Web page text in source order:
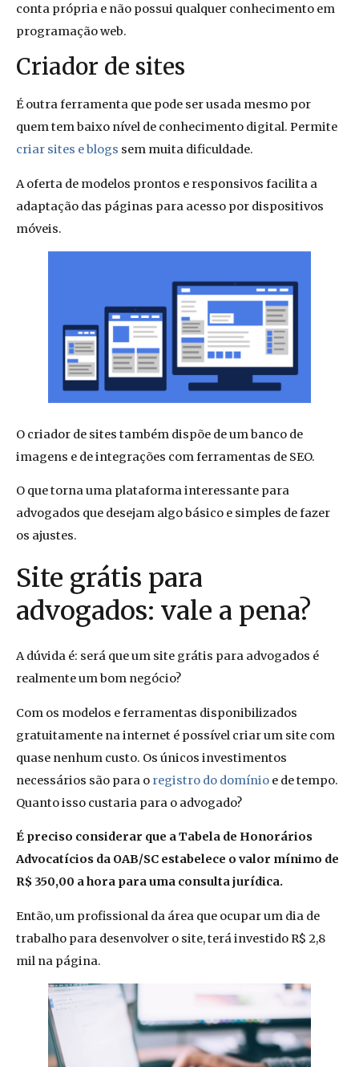
conta própria e não possui qualquer conhecimento em
programação web.
Criador de sites
É outra ferramenta que pode ser usada mesmo por
quem tem baixo nível de conhecimento digital. Permite
criar sites e blogs sem muita dificuldade.
A oferta de modelos prontos e responsivos facilita a
adaptação das páginas para acesso por dispositivos
móveis.
O criador de sites também dispõe de um banco de
imagens e de integrações com ferramentas de SEO.
O que torna uma plataforma interessante para
advogados que desejam algo básico e simples de fazer
os ajustes.
Site grátis para
advogados: vale a pena?
A dúvida é: será que um site grátis para advogados é
realmente um bom negócio?
Com os modelos e ferramentas disponibilizados
gratuitamente na internet é possível criar um site com
quase nenhum custo. Os únicos investimentos
necessários são para o registro do domínio e de tempo.
Quanto isso custaria para o advogado?
É preciso considerar que a Tabela de Honorários
Advocatícios da OAB/SC estabelece o valor mínimo de
R$ 350,00 a hora para uma consulta jurídica.
Então, um profissional da área que ocupar um dia de
trabalho para desenvolver o site, terá investido R$ 2,8
mil na página.